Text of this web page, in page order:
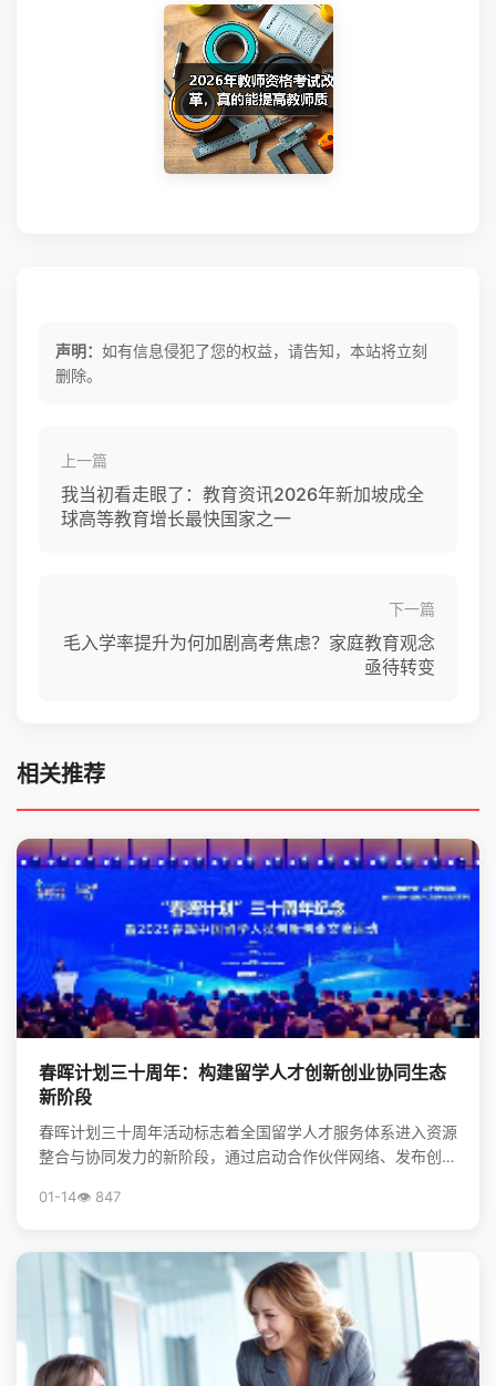
声明： 如有信息侵犯了您的权益，请告知，本站将立刻
删除。
上一篇
我当初看走眼了：教育资讯2026年新加坡成全
球高等教育增长最快国家之一
下一篇
毛入学率提升为何加剧高考焦虑？家庭教育观念
亟待转变
相关推荐
春晖计划三十周年：构建留学人才创新创业协同生态
新阶段
春晖计划三十周年活动标志着全国留学人才服务体系进入资源
整合与协同发力的新阶段，通过启动合作伙伴网络、发布创新
01-14👁️ 847